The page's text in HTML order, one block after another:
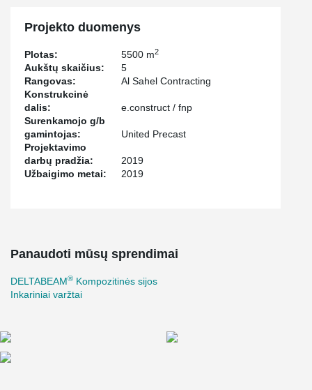
Projekto duomenys
Plotas: 5500 m2
Aukštų skaičius:
5
Rangovas:
Al Sahel Contracting
Konstrukcinė
dalis:
e.construct / fnp
Surenkamojo g/b
gamintojas:
United Precast
Projektavimo
darbų pradžia:
2019
Užbaigimo metai:
2019
Panaudoti mūsų sprendimai
DELTABEAM® Kompozitinės sijos
Inkariniai varžtai